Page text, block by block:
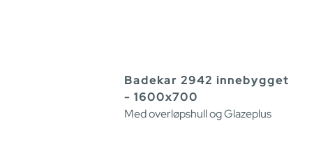
Badekar 2942 innebygget
- 1600x700
Med overløpshull og Glazeplus